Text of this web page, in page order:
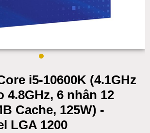
i5-10600K (4.1GHz
6 nhân 12
Cache, 125W) -
LGA 1200